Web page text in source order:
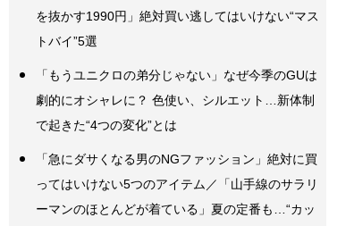
を抜かす1990円」絶対買い逃してはいけない“マス
トバイ”5選
「もうユニクロの弟分じゃない」なぜ今季のGUは
劇的にオシャレに？ 色使い、シルエット…新体制
で起きた“4つの変化”とは
「急にダサくなる男のNGファッション」絶対に買
ってはいけない5つのアイテム／「山手線のサラリ
ーマンのほとんどが着ている」夏の定番も…“カッ